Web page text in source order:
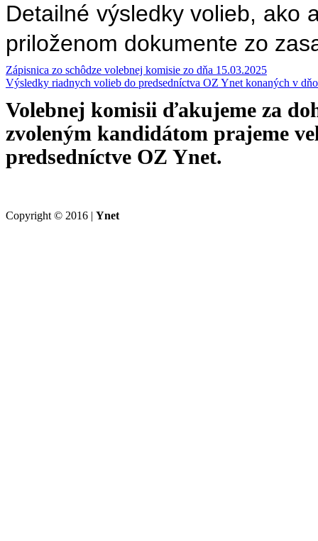
Detailné výsledky volieb, ako
priloženom dokumente zo
Zápisnica zo schôdze volebnej komisie zo dňa 15.03.2025
Výsledky riadnych volieb do predsedníctva OZ Ynet konaných v
Volebnej komisii ďakujeme za
zvoleným kandidátom prajeme
predsedníctve OZ Ynet.
Copyright © 2016 | Ynet